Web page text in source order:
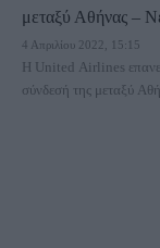
μεταξύ Αθήνας –
4 Απριλίου 2022, 15:15
Η United Airlines
σύνδεσή της μεταξύ